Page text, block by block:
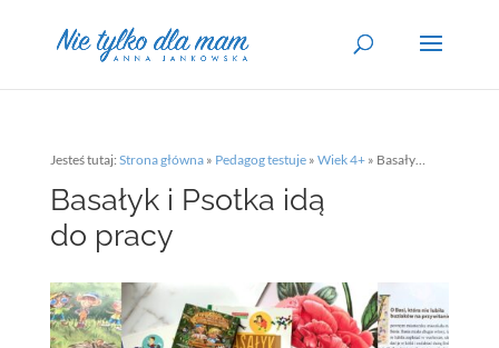
Jesteś tutaj: Strona główna» Pedagog testuje» Wiek 4+» Basałyk i Psotka idą do pracy
Basałyk i Psotka idą
do pracy